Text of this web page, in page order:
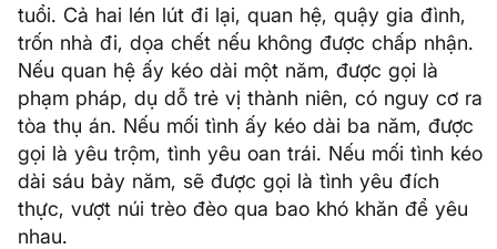
tuổi. Cả hai lén lút đi lại, quan hệ, quậy gia đình,
trốn nhà đi, dọa chết nếu không được chấp nhận.
Nếu quan hệ ấy kéo dài một năm, được gọi là
phạm pháp, dụ dỗ trẻ vị thành niên, có nguy cơ ra
tòa thụ án. Nếu mối tình ấy kéo dài ba năm, được
gọi là yêu trộm, tình yêu oan trái. Nếu mối tình kéo
dài sáu bảy năm, sẽ được gọi là tình yêu đích
thực, vượt núi trèo đèo qua bao khó khăn để yêu
nhau.